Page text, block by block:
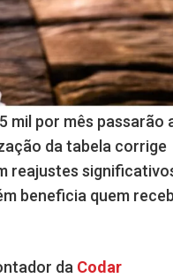
mil por mês passarão
da tabela corrige
reajustes
beneficia quem
da Codar